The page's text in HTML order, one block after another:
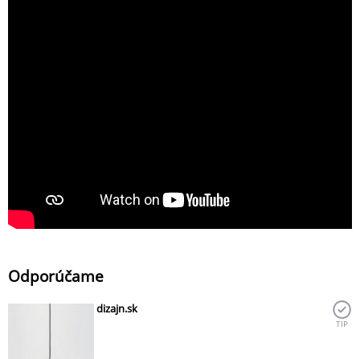
Odporúčame
dizajn.sk
TIP